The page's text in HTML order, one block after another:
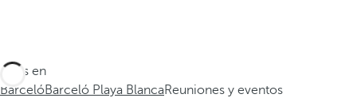
Estás en
BarcelóBarceló Playa BlancaReuniones y eventos